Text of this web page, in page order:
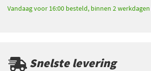
Vandaag voor 16:00 besteld, binnen 2
Snelste levering